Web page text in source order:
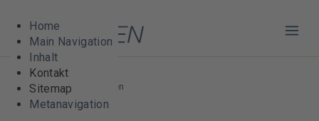
Home
Main Navigation
Inhalt
Kontakt
Sitemap
Metanavigation
VBL REISEN Bus mieten